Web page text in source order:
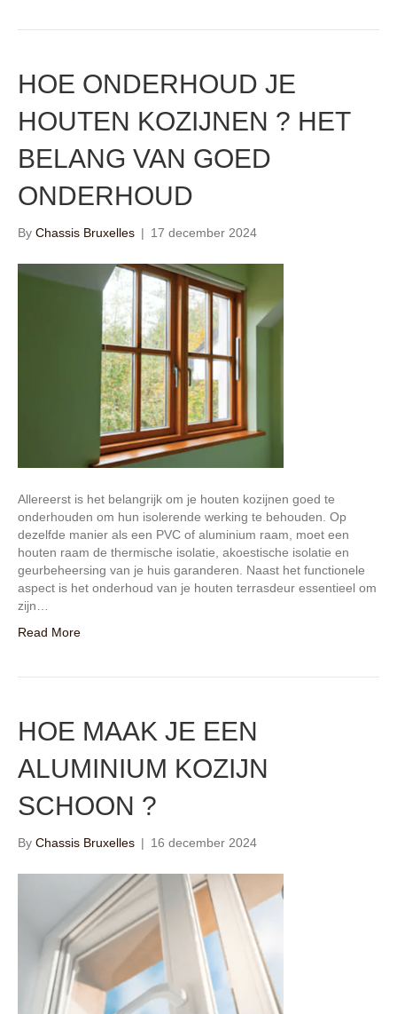
HOE ONDERHOUD JE
HOUTEN KOZIJNEN ? HET
BELANG VAN GOED
ONDERHOUD
By Chassis Bruxelles | 17 december 2024
Allereerst is het belangrijk om je houten kozijnen goed te
onderhouden om hun isolerende werking te behouden. Op
dezelfde manier als een PVC of aluminium raam, moet een
houten raam de thermische isolatie, akoestische isolatie en
geurbeheersing van je huis garanderen. Naast het functionele
aspect is het onderhoud van je houten terrasdeur essentieel om
zijn…
Read More
HOE MAAK JE EEN
ALUMINIUM KOZIJN
SCHOON ?
By Chassis Bruxelles | 16 december 2024